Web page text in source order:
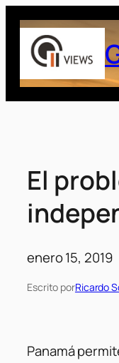
Saltar
contenido
El
enero 15, 2019
Escrito porRicardo
Panamá